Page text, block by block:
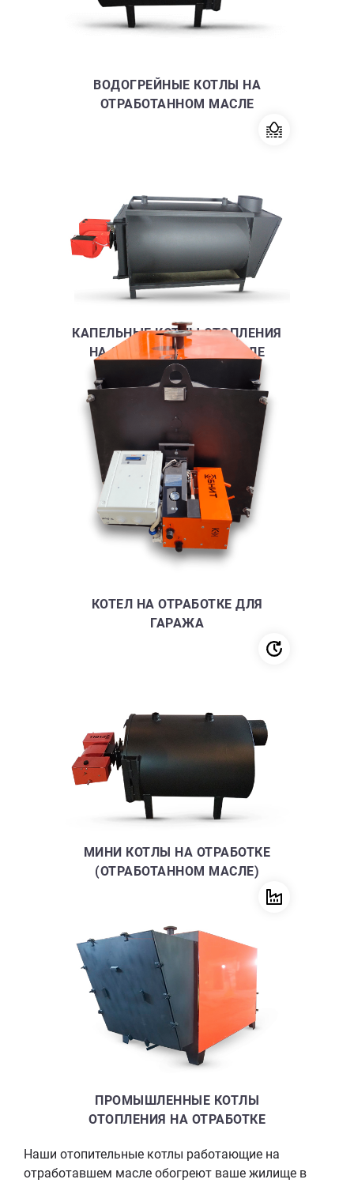
ВОДОГРЕЙНЫЕ КОТЛЫ НА
ОТРАБОТАННОМ МАСЛЕ
КАПЕЛЬНЫЕ КОТЛЫ ОТОПЛЕНИЯ
НА ОТРАБОТАННОМ МАСЛЕ
КОТЕЛ НА ОТРАБОТКЕ ДЛЯ
ГАРАЖА
МИНИ КОТЛЫ НА ОТРАБОТКЕ
(ОТРАБОТАННОМ МАСЛЕ)
ПРОМЫШЛЕННЫЕ КОТЛЫ
ОТОПЛЕНИЯ НА ОТРАБОТКЕ
Наши отопительные котлы работающие на
отработавшем масле обогреют ваше жилище в